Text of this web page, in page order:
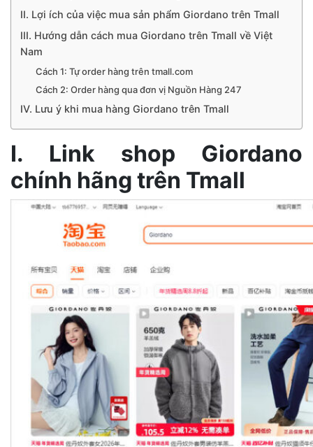
II. Lợi ích của việc mua sản phẩm Giordano trên Tmall
III. Hướng dẫn cách mua Giordano trên Tmall về Việt
Nam
Cách 1: Tự order hàng trên tmall.com
Cách 2: Order hàng qua đơn vị Nguồn Hàng 247
IV. Lưu ý khi mua hàng Giordano trên Tmall
I. Link shop Giordano
chính hãng trên Tmall